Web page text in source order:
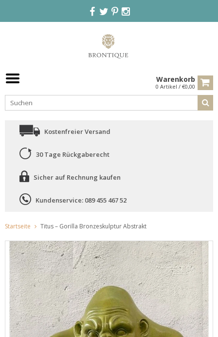
Warenkorb
0 Artikel / €0,00
Kostenfreier Versand
30 Tage Rückgaberecht
Sicher auf Rechnung kaufen
Kundenservice: 089 455 467 52
Startseite Titus – Gorilla Bronzeskulptur Abstrakt